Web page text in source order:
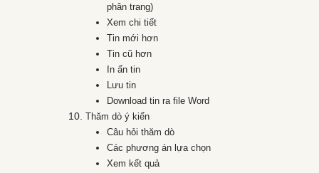
phân trang)
Xem chi tiết
Tin mới hơn
Tin cũ hơn
In ấn tin
Lưu tin
Download tin ra file Word
Thăm dò ý kiến
Câu hỏi thăm dò
Các phương án lựa chọn
Xem kết quả